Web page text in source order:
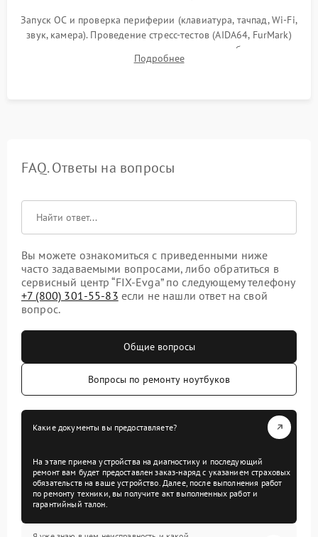
Запуск ОС и проверка периферии (клавиатура, тачпад, Wi-Fi,
звук, камера). Проведение стресс-тестов (AIDA64, FurMark)
для контроля температурного режима и стабильности
системы под пиковой нагрузкой.
Подробнее
FAQ. Ответы на вопросы
Вы можете ознакомиться с приведенными ниже
часто задаваемыми вопросами, либо обратиться в
сервисный центр “FIX-Evga” по следующему телефону
+7 (800) 301-55-83 если не нашли ответ на свой
вопрос.
Общие вопросы
Вопросы по ремонту ноутбуков
Какие документы вы предоставляете?
На этапе приема устройства на диагностику и последующий
ремонт вам будет предоставлен заказ-наряд с указанием страховых
обязательств на ваше устройство. Далее, после выполнения работ
по ремонту техники, вы получите акт выполненных работ и
гарантийный талон.